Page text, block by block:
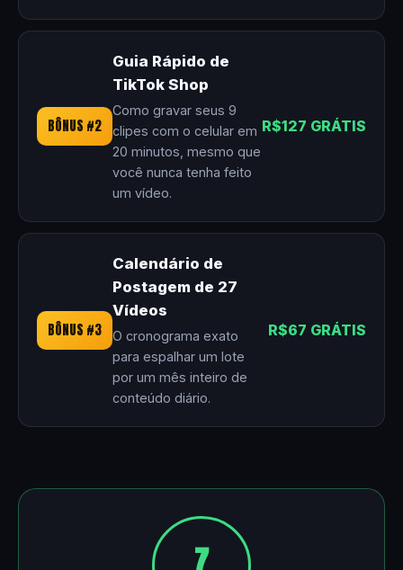
BÔNUS #2
Guia Rápido de
TikTok Shop
Como gravar seus 9
clipes com o celular em
20 minutos, mesmo que
você nunca tenha feito
um vídeo.
R$127 GRÁTIS
BÔNUS #3
Calendário de
Postagem de 27
Vídeos
O cronograma exato
para espalhar um lote
por um mês inteiro de
conteúdo diário.
R$67 GRÁTIS